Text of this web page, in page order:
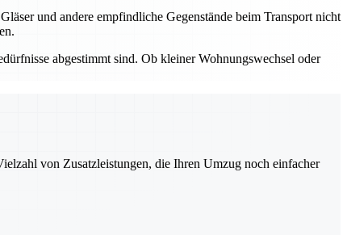
und andere empfindliche Gegenstände beim Transport nicht
abgestimmt sind. Ob kleiner Wohnungswechsel oder
von Zusatzleistungen, die Ihren Umzug noch einfacher